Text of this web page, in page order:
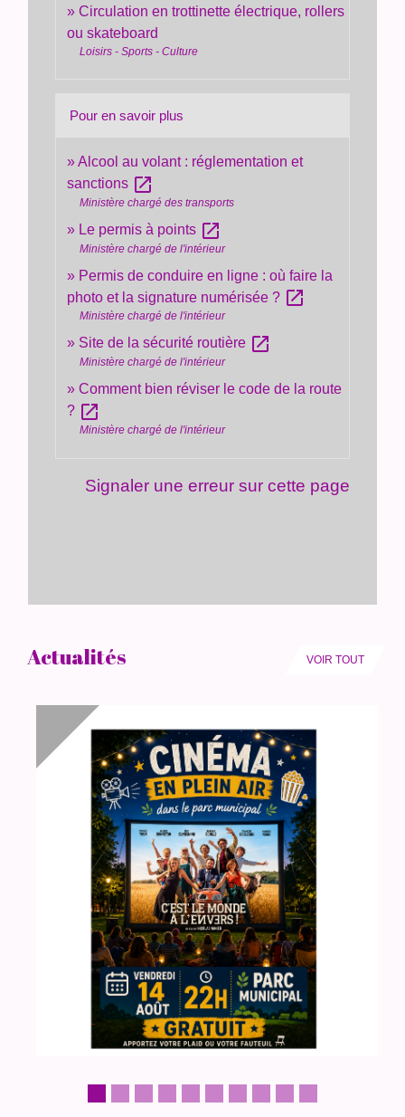
Circulation en trottinette électrique, rollers
ou skateboard
Loisirs - Sports - Culture
Pour en savoir plus
Alcool au volant : réglementation et
sanctions open_in_new
Ministère chargé des transports
Le permis à points open_in_new
Ministère chargé de l'intérieur
Permis de conduire en ligne : où faire la
photo et la signature numérisée ? open_in_new
Ministère chargé de l'intérieur
Site de la sécurité routière open_in_new
Ministère chargé de l'intérieur
Comment bien réviser le code de la route
? open_in_new
Ministère chargé de l'intérieur
Signaler une erreur sur cette page
Actualités VOIR TOUT